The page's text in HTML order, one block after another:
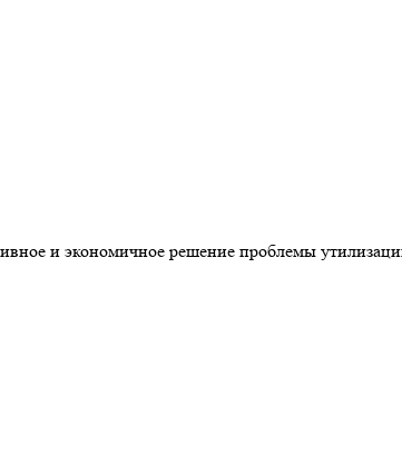
и экономичное решение проблемы